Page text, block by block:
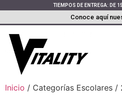
TIEMPOS DE ENTREGA: DE
Conoce aquí
Inicio / Categorías Escolares /